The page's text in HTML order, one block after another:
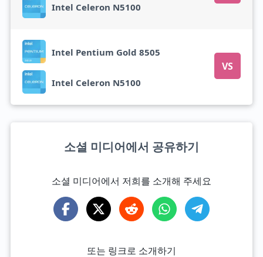
Intel Celeron N5100
Intel Pentium Gold 8505
VS
Intel Celeron N5100
소셜 미디어에서 공유하기
소셜 미디어에서 저희를 소개해 주세요
또는 링크로 소개하기